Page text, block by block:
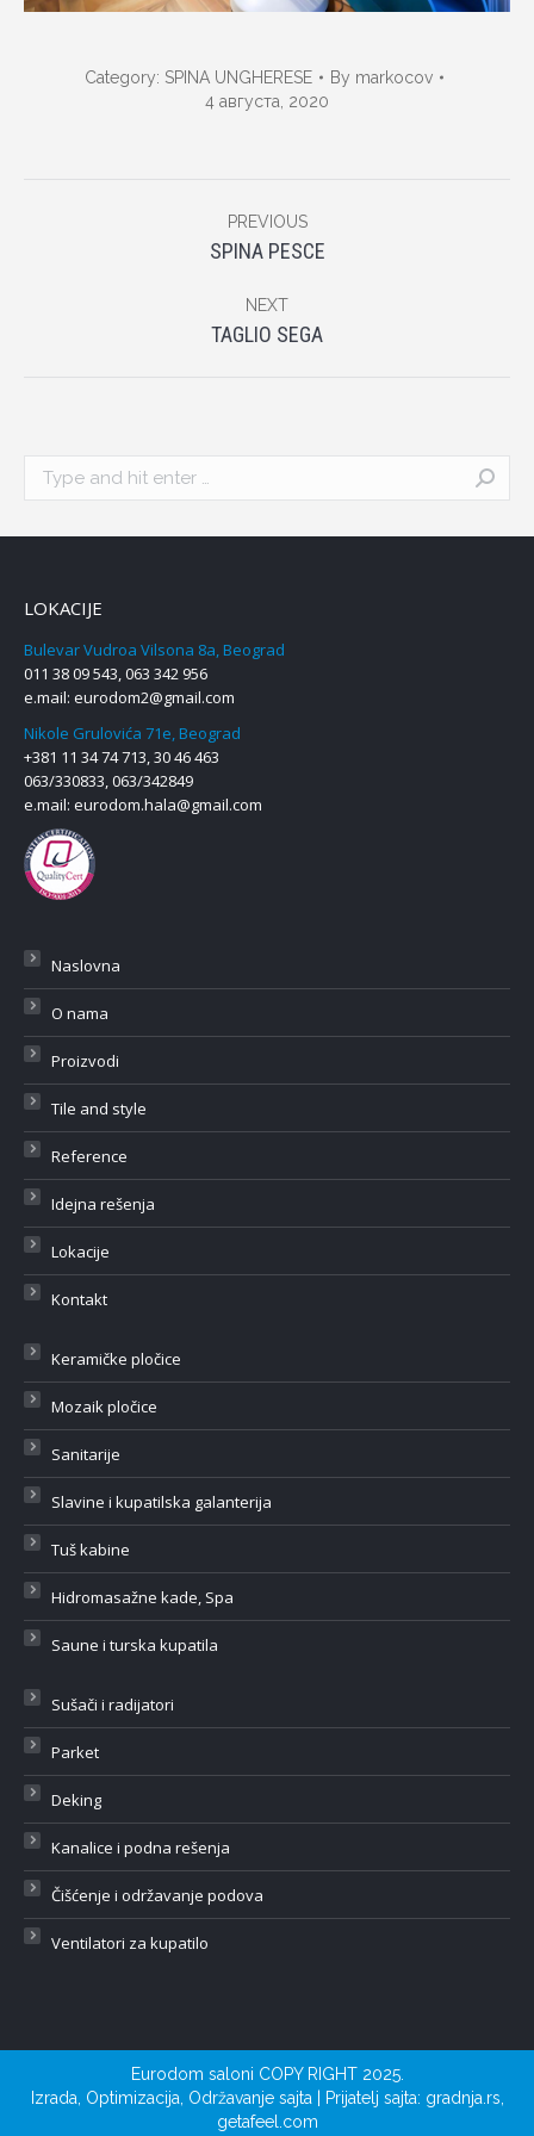
Category: SPINA UNGHERESE By markocov
4 августа, 2020
PREVIOUS
Previous
SPINA PESCE
NEXT
Next
TAGLIO SEGA
Search:
LOKACIJE
Bulevar Vudroa Vilsona 8a, Beograd
011 38 09 543, 063 342 956
e.mail: eurodom2@gmail.com
Nikole Grulovića 71e, Beograd
+381 11 34 74 713, 30 46 463
063/330833, 063/342849
e.mail: eurodom.hala@gmail.com
Naslovna
O nama
Proizvodi
Tile and style
Reference
Idejna rešenja
Lokacije
Kontakt
Keramičke pločice
Mozaik pločice
Sanitarije
Slavine i kupatilska galanterija
Tuš kabine
Hidromasažne kade, Spa
Saune i turska kupatila
Sušači i radijatori
Parket
Deking
Kanalice i podna rešenja
Čišćenje i održavanje podova
Ventilatori za kupatilo
Eurodom saloni COPY RIGHT 2025.
Izrada Optimizacija Održavanje sajta | Prijatelj sajta: gradnja.rs
getafeel.com